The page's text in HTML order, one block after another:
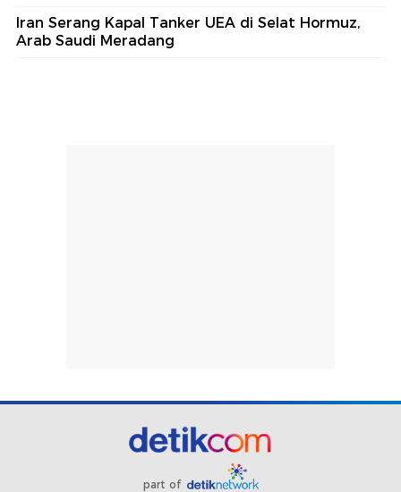
Iran Serang Kapal Tanker UEA di Selat Hormuz,
Arab Saudi Meradang
part of